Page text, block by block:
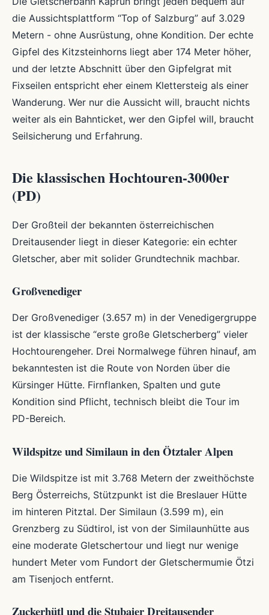
die Aussichtsplattform “Top of Salzburg” auf 3.029
Metern - ohne Ausrüstung, ohne Kondition. Der echte
Gipfel des Kitzsteinhorns liegt aber 174 Meter höher,
und der letzte Abschnitt über den Gipfelgrat mit
Fixseilen entspricht eher einem Klettersteig als einer
Wanderung. Wer nur die Aussicht will, braucht nichts
weiter als ein Bahnticket, wer den Gipfel will, braucht
Seilsicherung und Erfahrung.
Die klassischen Hochtouren-3000er
(PD)
Der Großteil der bekannten österreichischen
Dreitausender liegt in dieser Kategorie: ein echter
Gletscher, aber mit solider Grundtechnik machbar.
Großvenediger
Der Großvenediger (3.657 m) in der Venedigergruppe
ist der klassische “erste große Gletscherberg” vieler
Hochtourengeher. Drei Normalwege führen hinauf, am
bekanntesten ist die Route von Norden über die
Kürsinger Hütte. Firnflanken, Spalten und gute
Kondition sind Pflicht, technisch bleibt die Tour im
PD-Bereich.
Wildspitze und Similaun in den Ötztaler Alpen
Die Wildspitze ist mit 3.768 Metern der zweithöchste
Berg Österreichs, Stützpunkt ist die Breslauer Hütte
im hinteren Pitztal. Der Similaun (3.599 m), ein
Grenzberg zu Südtirol, ist von der Similaunhütte aus
eine moderate Gletschertour und liegt nur wenige
hundert Meter vom Fundort der Gletschermumie Ötzi
am Tisenjoch entfernt.
Zuckerhütl und die Stubaier Dreitausender